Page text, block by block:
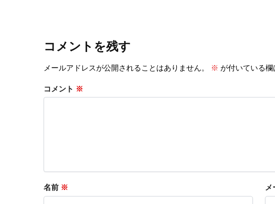
コメントを残す
メールアドレスが公開されることはありません。 ※ が付いている
コメント ※
名前 ※ メ